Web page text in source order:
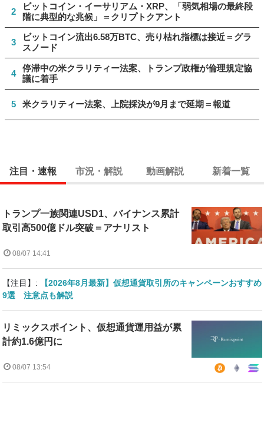
2
ビットコイン・イーサリアム・XRP、「弱気相場の最終段
階に典型的な兆候」＝クリプトクアント
3
ビットコイン流出6.58万BTC、売り枯れ指標は接近＝グラ
スノード
4
停滞中の米クラリティー法案、トランプ政権が倫理規定協
議に着手
5 米クラリティー法案、上院採決が9月まで延期＝報道
注目・速報 市況・解説 動画解説 新着一覧
トランプ一族関連USD1、バイナンス累計
取引高500億ドル突破＝アナリスト
08/07 14:41
【注目】:
【2026年8月最新】仮想通貨取引所のキャンペーンおすすめ
9選 注意点も解説
リミックスポイント、仮想通貨運用益が累
計約1.6億円に
08/07 13:54